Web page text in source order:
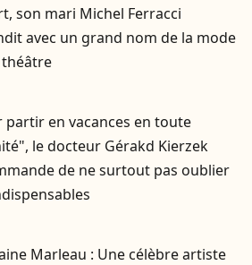
son mari Michel Ferracci
avec un grand nom de la mode
partir en vacances en toute
le docteur Gérakd Kierzek
de ne surtout pas oublier
Marleau : Une célèbre artiste